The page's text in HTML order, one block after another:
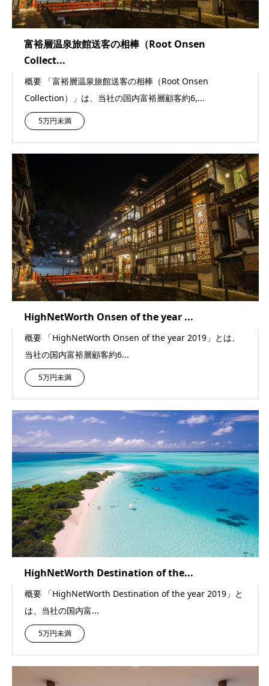
富裕層温泉旅館送客の相棒（Root Onsen
Collect...
概要 「富裕層温泉旅館送客の相棒（Root Onsen
Collection）」は、当社の国内富裕層顧客約6,...
5万円未満
HighNetWorth Onsen of the year ...
概要 「HighNetWorth Onsen of the year 2019」とは、
当社の国内富裕層顧客約6...
5万円未満
HighNetWorth Destination of the...
概要 「HighNetWorth Destination of the year 2019」と
は、当社の国内富...
5万円未満